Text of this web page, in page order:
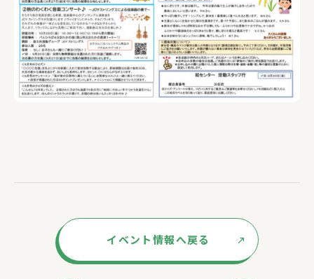
イベント情報へ戻る